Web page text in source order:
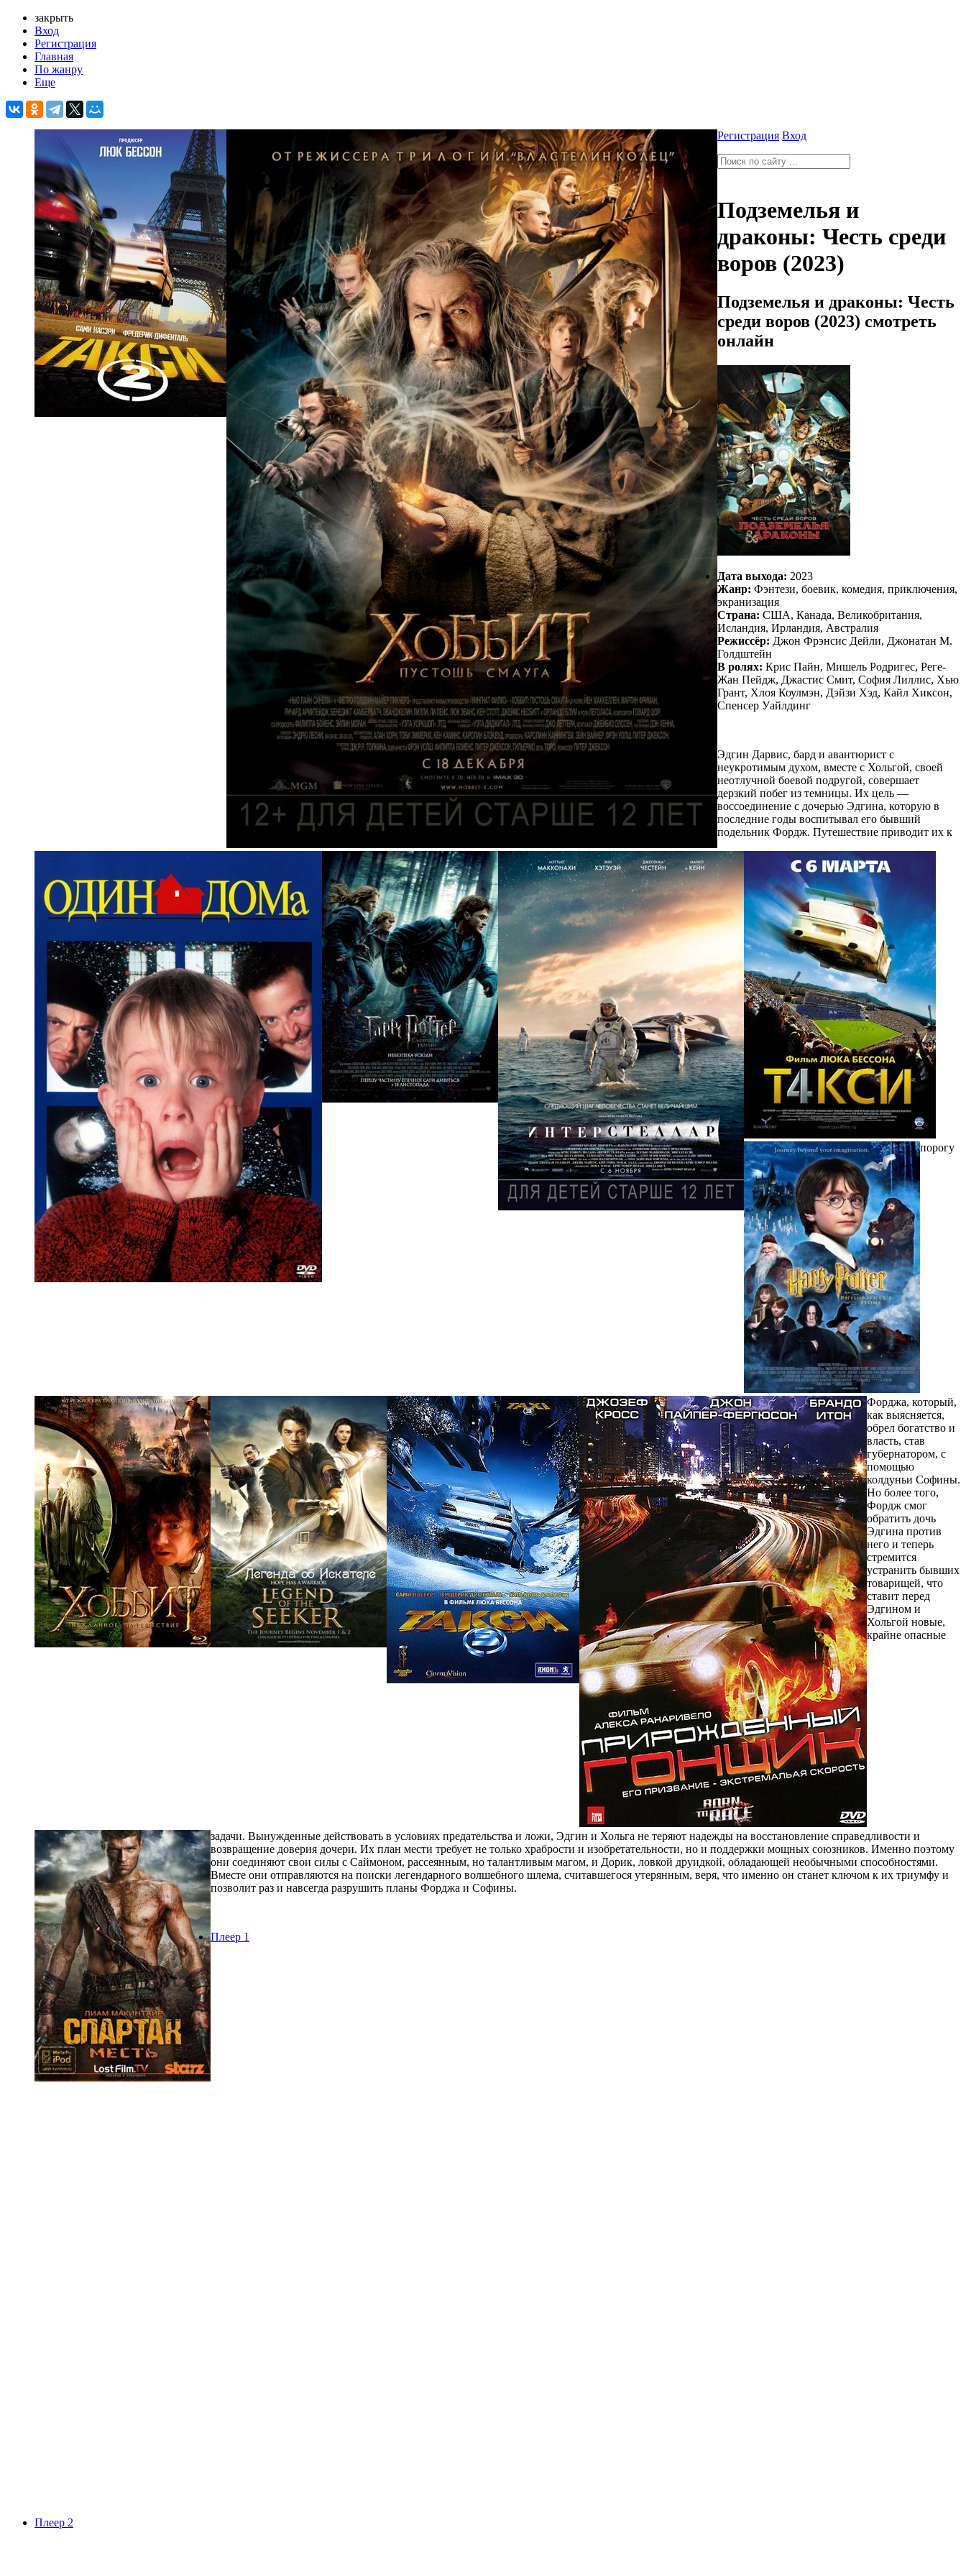
закрыть
Вход
Регистрация
Главная
По жанру
Еще
Регистрация Вход
Подземелья и
драконы: Честь среди
воров (2023)
Подземелья и драконы: Честь
среди воров (2023) смотреть
онлайн
Дата выхода: 2023
Жанр: Фэнтези, боевик, комедия, приключения,
экранизация
Страна: США, Канада, Великобритания,
Исландия, Ирландия, Австралия
Режиссёр: Джон Фрэнсис Дейли, Джонатан М.
Голдштейн
В ролях: Крис Пайн, Мишель Родригес, Реге-
Жан Пейдж, Джастис Смит, София Лиллис, Хью
Грант, Хлоя Коулмэн, Дэйзи Хэд, Кайл Хиксон,
Спенсер Уайлдинг
Эдгин Дарвис, бард и авантюрист с
неукротимым духом, вместе с Хольгой, своей
неотлучной боевой подругой, совершает
дерзкий побег из темницы. Их цель —
воссоединение с дочерью Эдгина, которую в
последние годы воспитывал его бывший
подельник Фордж. Путешествие приводит их к
порогу
Форджа, который,
как выясняется,
обрел богатство и
власть, став
губернатором, с
помощью
колдуньи Софины.
Но более того,
Фордж смог
обратить дочь
Эдгина против
него и теперь
стремится
устранить бывших
товарищей, что
ставит перед
Эдгином и
Хольгой новые,
крайне опасные
задачи. Вынужденные действовать в условиях предательства и ложи, Эдгин и Хольга не теряют надежды на восстановление справедливости и
возвращение доверия дочери. Их план мести требует не только храбрости и изобретательности, но и поддержки мощных союзников. Именно поэтому
они соединяют свои силы с Саймоном, рассеянным, но талантливым магом, и Дорик, ловкой друидкой, обладающей необычными способностями.
Вместе они отправляются на поиски легендарного волшебного шлема, считавшегося утерянным, веря, что именно он станет ключом к их триумфу и
позволит раз и навсегда разрушить планы Форджа и Софины.
Плеер 1
Плеер 2